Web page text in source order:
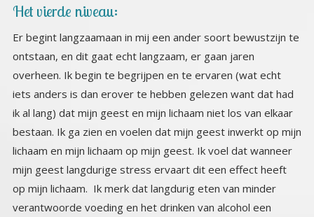
Het vierde niveau:
Er begint langzaamaan in mij een ander soort bewustzijn te
ontstaan, en dit gaat echt langzaam, er gaan jaren
overheen. Ik begin te begrijpen en te ervaren (wat echt
iets anders is dan erover te hebben gelezen want dat had
ik al lang) dat mijn geest en mijn lichaam niet los van elkaar
bestaan. Ik ga zien en voelen dat mijn geest inwerkt op mijn
lichaam en mijn lichaam op mijn geest. Ik voel dat wanneer
mijn geest langdurige stress ervaart dit een effect heeft
op mijn lichaam. Ik merk dat langdurig eten van minder
verantwoorde voeding en het drinken van alcohol een
effect heeft op mijn geest. Ik begin te herkennen dat mijn
lichaam alle signalen van de geest oppakt en zich daarnaar
gedraagt. Dit gebeurt allemaal met kleine stapjes tegelijk,
het zien dat de geest een belangrijke beïnvloeder is van
het lichaam, en andersom. Maar ik heb op het moment dat
ik het echt begrijp een enorme stap gezet van: de oorzaak
zoeken buiten mezelf , naar de oorzaak zoeken